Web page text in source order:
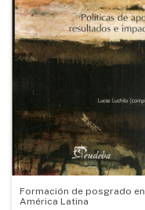
Formación de posgrado en
América Latina